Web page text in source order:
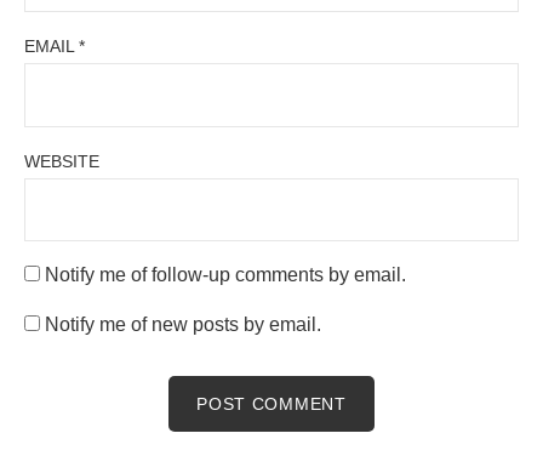
EMAIL*
WEBSITE
Notify me of follow-up comments by email.
Notify me of new posts by email.